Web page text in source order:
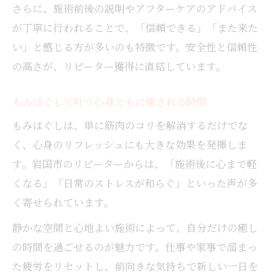
さらに、施術前後の説明やアフターケアのアドバイス
が丁寧に行われることで、「信頼できる」「また来た
い」と感じる方が多いのも特徴です。安全性と信頼性
の高さが、リピーター獲得に直結しています。
もみほぐしで叶う心身ともに癒される時間
もみほぐしは、単に筋肉のコリを解消するだけでな
く、心身のリフレッシュにも大きな効果を発揮しま
す。岩国市のリピーターからは、「施術後に心まで軽
くなる」「日常のストレスが和らぐ」といった声が多
く寄せられています。
静かな空間と心地よい施術によって、自分だけの癒し
の時間を過ごせるのが魅力です。仕事や家事で溜まっ
た疲労をリセットし、前向きな気持ちで新しい一日を